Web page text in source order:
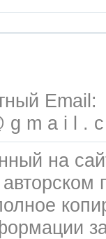
Email:
g m a i l .
на